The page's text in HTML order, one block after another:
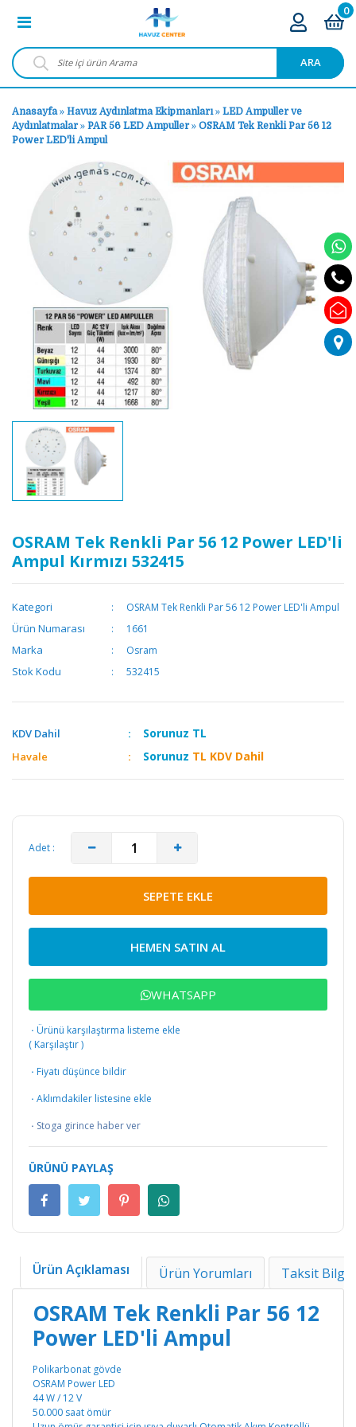
ARA
0
Anasayfa» Havuz Aydınlatma Ekipmanları» LED Ampuller ve
Aydınlatmalar» PAR 56 LED Ampuller» OSRAM Tek Renkli Par 56 12
Power LED'li Ampul
OSRAM Tek Renkli Par 56 12 Power LED'li
Ampul Kırmızı 532415
Kategori OSRAM Tek Renkli Par 56 12 Power LED'li Ampul
Ürün Numarası 1661
Marka Osram
Stok Kodu 532415
KDV Dahil Sorunuz TL
Havale Sorunuz TL KDV Dahil
Adet :
SEPETE EKLE
HEMEN SATIN AL
WHATSAPP
· Ürünü karşılaştırma listeme ekle
( Karşılaştır)
· Fiyatı düşünce bildir
· Aklımdakiler listesine ekle
· Stoga girince haber ver
ÜRÜNÜ PAYLAŞ
Ürün Açıklaması Ürün Yorumları Taksit
OSRAM Tek Renkli Par 56 12
Power LED'li Ampul
Polikarbonat gövde
OSRAM Power LED
44 W / 12 V
50.000 saat ömür